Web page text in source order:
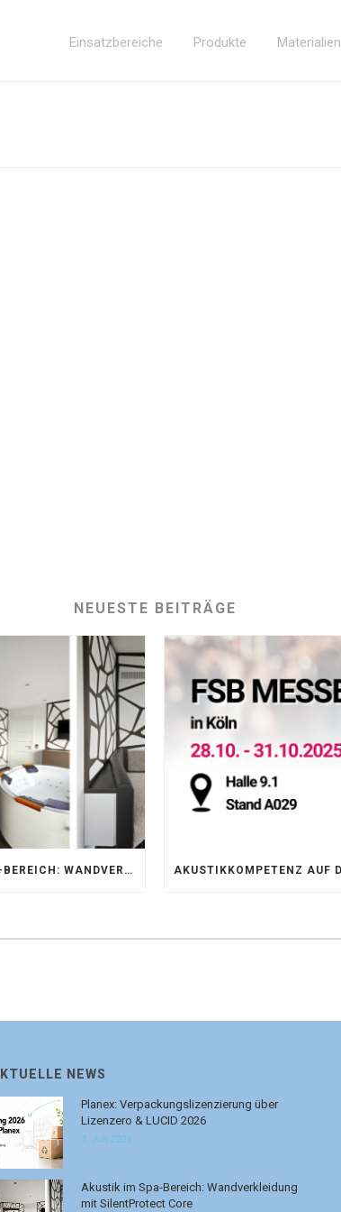
Einsatzbereiche Produkte Materialien
NEUESTE BEITRÄGE
AKUSTIK IM SPA-BEREICH: WANDVERKLEIDUNG MIT SILENTPROTECT CORE
NEWS
Planex: Verpackungslizenzierung über
Lizenzero & LUCID 2026
7. Juli 2026
Akustik im Spa-Bereich: Wandverkleidung
mit SilentProtect Core